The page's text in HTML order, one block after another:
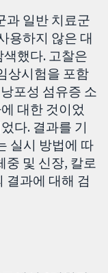
과 일반 치료군
용하지 않은 대
했다. 고찰은
상시험을 포함
포성 섬유증 소
대한 것이었
다. 결과를 기
실시 방법에 따
중 및 신장, 칼로
결과에 대해 검